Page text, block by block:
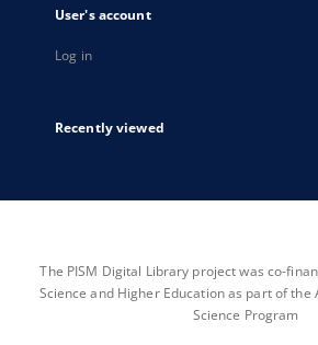
User's account
Log in
Recently viewed
The PISM Digital Library project was co-
Science and Higher Education as part of
Science Program